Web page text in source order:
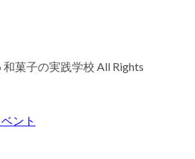
菓子の実践学校 All Rights
ント